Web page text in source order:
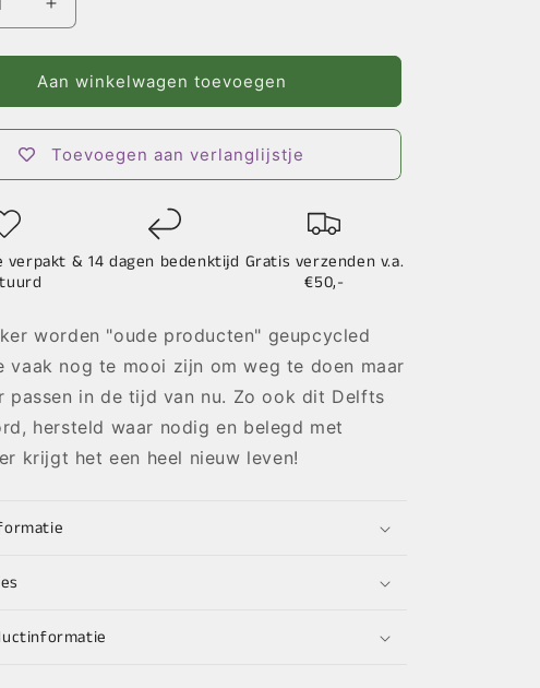
Aantal
verhogen
voor
Bloemen
Goud
|
Delfts
Aan winkelwagen toevoegen
Toevoegen aan verlanglijstje
verpakt & 14 dagen bedenktijd Gratis verzenden v.a.
€50,-
worden "oude producten" geupcycled
vaak nog te mooi zijn om weg te doen maar
passen in de tijd van nu. Zo ook dit Delfts
hersteld waar nodig en belegd met
krijgt het een heel nieuw leven!